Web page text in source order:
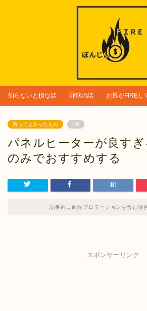
知らないと損な話 野球の話 お尻がFIREし
買ってよかったもの PR
パネルヒーターが良す
のみでおすすめする
記事内に商品プロモーションを含む場
スポンサーリンク